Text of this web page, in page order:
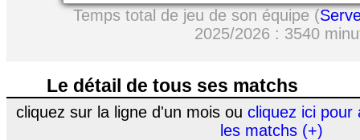
Temps total de jeu de son équipe (
2025/2026 : 3540
Le détail de tous ses matchs
cliquez sur la ligne d'un mois ou cliquez ici pour
les matchs (+)